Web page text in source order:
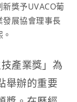
獎予UVACO葡
發展協會理事長
產業獎」為
舉辦的重要